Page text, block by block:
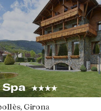
Girona
son utilizadas para
y elecciones
la observación continuada de
Gracias a ellas, podemos
en el sitio web y mostrar
con el perfil de navegación